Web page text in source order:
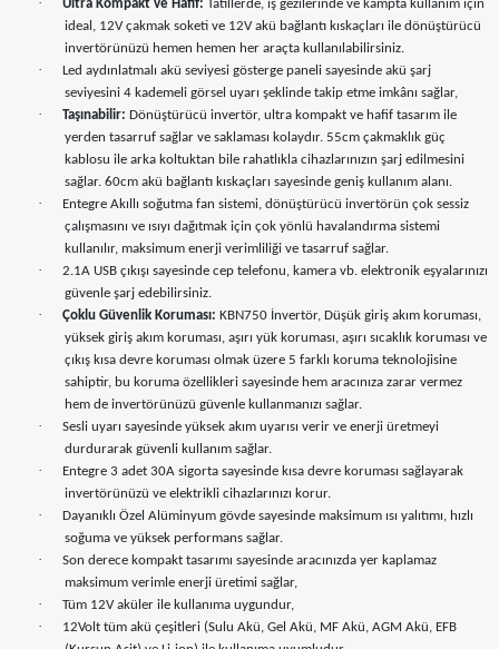
Ultra Kompakt ve Hafif: Tatillerde, iş gezilerinde ve kampta kullanım için
ideal, 12V çakmak soketi ve 12V akü bağlantı kıskaçları ile dönüştürücü
invertörünüzü hemen hemen her araçta kullanılabilirsiniz.
·
Led aydınlatmalı akü seviyesi gösterge paneli sayesinde akü şarj
seviyesini 4 kademeli görsel uyarı şeklinde takip etme imkânı sağlar,
· Taşınabilir: Dönüştürücü invertör, ultra kompakt ve hafif tasarım ile
yerden tasarruf sağlar ve saklaması kolaydır. 55cm çakmaklık güç
kablosu ile arka koltuktan bile rahatlıkla cihazlarınızın şarj edilmesini
sağlar. 60cm akü bağlantı kıskaçları sayesinde geniş kullanım alanı.
·
Entegre Akıllı soğutma fan sistemi, dönüştürücü invertörün çok sessiz
çalışmasını ve ısıyı dağıtmak için çok yönlü havalandırma sistemi
kullanılır, maksimum enerji verimliliği ve tasarruf sağlar.
·
2.1A USB çıkışı sayesinde cep telefonu, kamera vb. elektronik eşyalarınızı
güvenle şarj edebilirsiniz.
· Çoklu Güvenlik Koruması: KBN750 İnvertör, Düşük giriş akım koruması,
yüksek giriş akım koruması, aşırı yük koruması, aşırı sıcaklık koruması ve
çıkış kısa devre koruması olmak üzere 5 farklı koruma teknolojisine
sahiptir, bu koruma özellikleri sayesinde hem aracınıza zarar vermez
hem de invertörünüzü güvenle kullanmanızı sağlar.
·
Sesli uyarı sayesinde yüksek akım uyarısı verir ve enerji üretmeyi
durdurarak güvenli kullanım sağlar.
·
Entegre 3 adet 30A sigorta sayesinde kısa devre koruması sağlayarak
invertörünüzü ve elektrikli cihazlarınızı korur.
·
Dayanıklı Özel Alüminyum gövde sayesinde maksimum ısı yalıtımı, hızlı
soğuma ve yüksek performans sağlar.
·
Son derece kompakt tasarımı sayesinde aracınızda yer kaplamaz
maksimum verimle enerji üretimi sağlar,
· Tüm 12V aküler ile kullanıma uygundur,
·
12Volt tüm akü çeşitleri (Sulu Akü, Gel Akü, MF Akü, AGM Akü, EFB